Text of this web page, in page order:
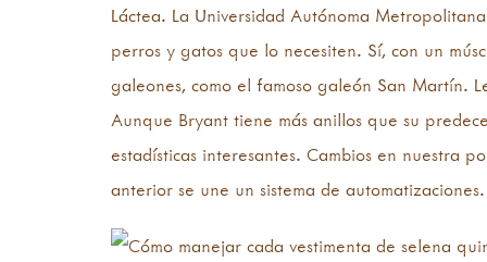
Láctea. La Universidad Autónoma
perros y gatos que lo necesiten. Sí, con un
galeones, como el famoso galeón San Martín.
Aunque Bryant tiene más anillos que su
estadísticas interesantes. Cambios en nuestra
anterior se une un sistema de automatizaciones.